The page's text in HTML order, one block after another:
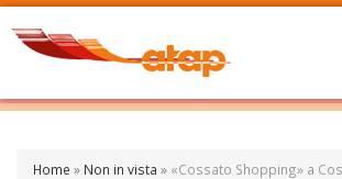
Home » Non in vista » «Cossato Shopping» a